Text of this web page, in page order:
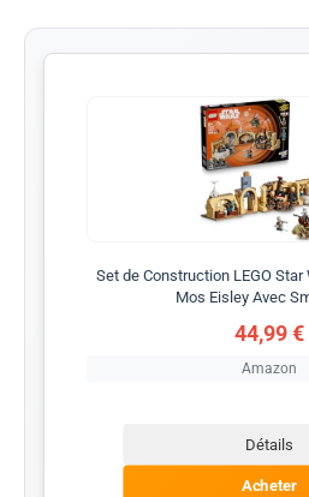
Set de Construction LEGO
Mos Eisley Avec
44,99 €
Amazon
Détails
Acheter